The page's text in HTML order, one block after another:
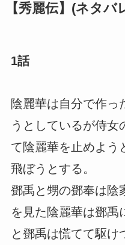
【秀麗伝】(ネタバ
1話
陰麗華は自分で作っ
うとしているが侍女
て陰麗華を止めよう
飛ぼうとする。
鄧禹と甥の鄧奉は陰
を見た陰麗華は鄧禹
と鄧禹は慌てて駆け